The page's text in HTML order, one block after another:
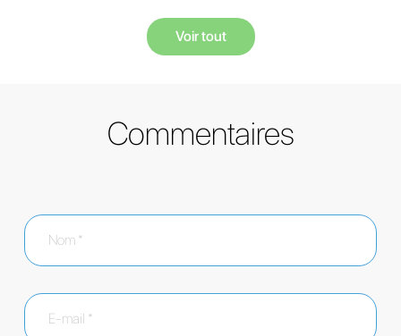
Voir tout
Commentaires